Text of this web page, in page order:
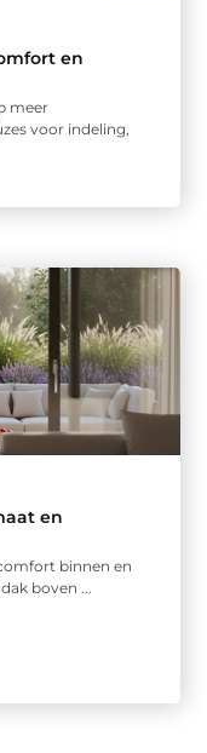
en
meer
voor indeling,
en
binnen en
boven ...